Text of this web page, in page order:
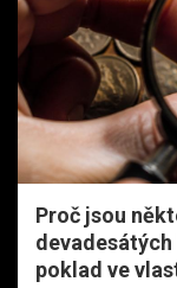
Proč jsou
poklad ve